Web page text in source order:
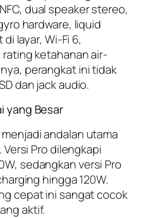
dual speaker stereo,
hardware, liquid
layar, Wi-Fi 6,
ketahanan air-
perangkat ini tidak
dan jack audio.
yang Besar
andalan utama
Pro dilengkapi
sedangkan versi Pro
hingga 120W.
cepat ini sangat cocok
aktif.